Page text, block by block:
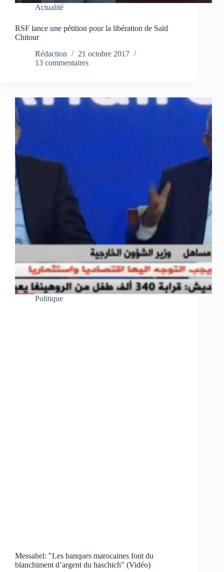
Actualité
RSF lance une pétition pour la libération de Saïd
Chitour
Rédaction
21 octobre 2017
13 commentaires
Politique
Messahel: "Les banques marocaines font du
blanchiment d’argent du haschich" (Vidéo)